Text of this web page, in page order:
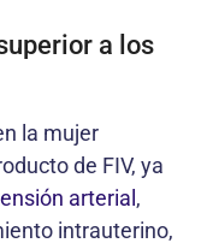
a los
la mujer
de FIV, ya
arterial ,
intrauterino,